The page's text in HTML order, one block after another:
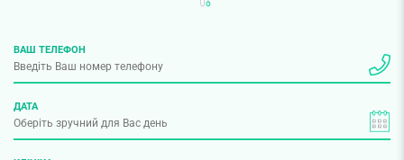
ВАШ ТЕЛЕФОН
ДАТА